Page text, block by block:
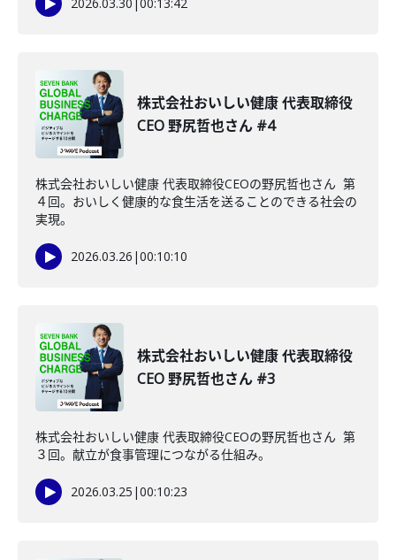
株式会社おいしい健康 代表取締役
CEO 野尻哲也さん #4
株式会社おいしい健康 代表取締役CEOの野尻哲也さん 第
４回。おいしく健康的な食生活を送ることのできる社会の
実現。
2026.03.26 |00:10:10
株式会社おいしい健康 代表取締役
CEO 野尻哲也さん #3
株式会社おいしい健康 代表取締役CEOの野尻哲也さん 第
３回。献立が食事管理につながる仕組み。
2026.03.25 |00:10:23